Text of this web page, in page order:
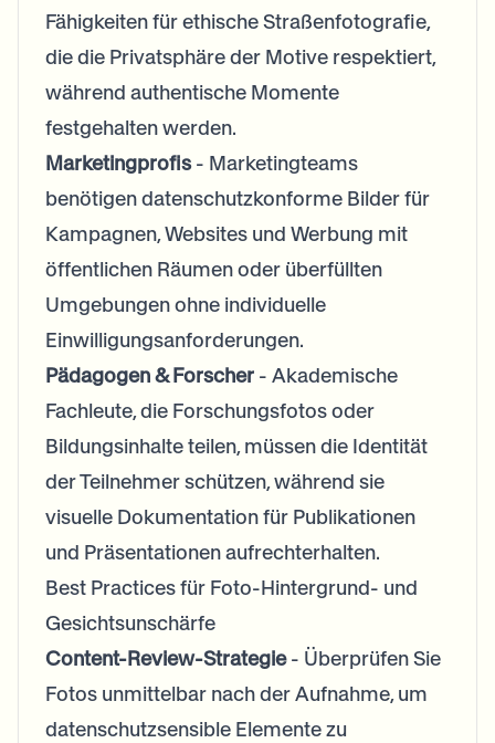
Fähigkeiten für ethische Straßenfotografie,
die die Privatsphäre der Motive respektiert,
während authentische Momente
festgehalten werden.
Marketingprofis- Marketingteams
benötigen datenschutzkonforme Bilder für
Kampagnen, Websites und Werbung mit
öffentlichen Räumen oder überfüllten
Umgebungen ohne individuelle
Einwilligungsanforderungen.
Pädagogen & Forscher - Akademische
Fachleute, die Forschungsfotos oder
Bildungsinhalte teilen, müssen die Identität
der Teilnehmer schützen, während sie
visuelle Dokumentation für Publikationen
und Präsentationen aufrechterhalten.
Best Practices für Foto-Hintergrund- und
Gesichtsunschärfe
Content-Review-Strategie- Überprüfen Sie
Fotos unmittelbar nach der Aufnahme, um
datenschutzsensible Elemente zu